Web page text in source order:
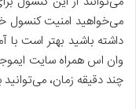
می‌خواهید امنیت کنسول
داشته باشید بهتر است
وان اس همراه سایت
چند دقیقه زمان،